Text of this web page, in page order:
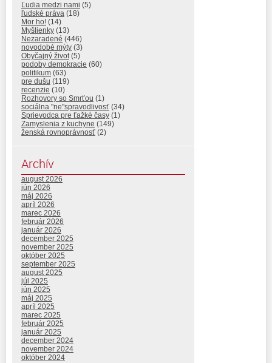
Ľudia medzi nami (5)
ľudské práva (18)
Mor ho! (14)
Myšlienky (13)
Nezaradené (446)
novodobé mýty (3)
Obyčajný život(5)
podoby demokracie (60)
politikum (63)
pre dušu (119)
recenzie (10)
Rozhovory so Smrťou (1)
sociálna "ne"spravodlivosť (34)
Sprievodca pre ťažké časy (1)
Zamyslenia z kuchyne (149)
ženská rovnoprávnosť (2)
Archív
august 2026
jún 2026
máj 2026
apríl 2026
marec 2026
február 2026
január 2026
december 2025
november 2025
október 2025
september 2025
august 2025
júl 2025
jún 2025
máj 2025
apríl 2025
marec 2025
február 2025
január 2025
december 2024
november 2024
október 2024